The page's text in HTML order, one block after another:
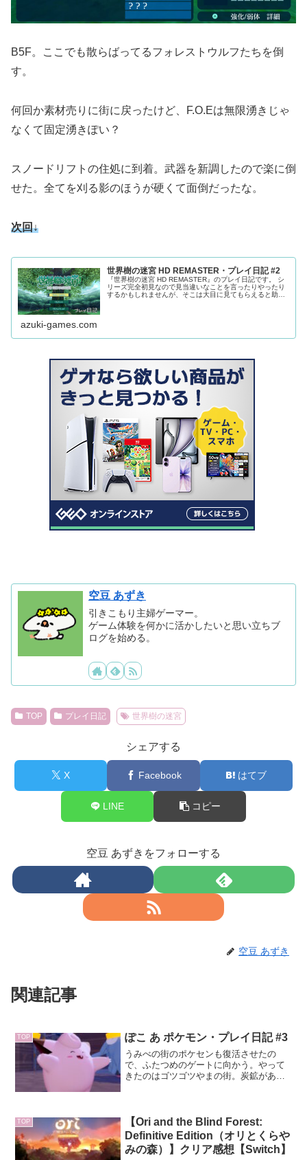
B5F。ここでも散らばってるフォレストウルフたちを倒
す。
何回か素材売りに街に戻ったけど、F.O.Eは無限湧きじゃ
なくて固定湧きぽい？
スノードリフトの住処に到着。武器を新調したので楽に倒
せた。全てを刈る影のほうが硬くて面倒だったな。
次回↓
世界樹の迷宮 HD REMASTER・プレイ日記 #2
『世界樹の迷宮 HD REMASTER』のプレイ日記です。 シ
リーズ完全初見なので見当違いなことを言ったりやったり
するかもしれませんが、そこは大目に見てもらえると助か
azuki-games.com
空豆 あずき
引きこもり主婦ゲーマー。
ゲーム体験を何かに活かしたいと思い立ちブ
ログを始める。
TOP プレイ日記 世界樹の迷宮
シェアする
X Facebook はてブ
LINE コピー
空豆 あずきをフォローする
空豆 あずき
関連記事
TOP ぽこ あ ポケモン・プレイ日記 #3
うみべの街のポケセンも復活させたの
で、ふたつめのゲートに向かう。やって
きたのはゴツゴツやまの街。炭鉱がある
ンのパソコンを元の場所に戻す。おかげ
で無事起動したけど、あのパソコンって
そんなに重いんだ……。
TOP
【Ori and the Blind Forest:
Definitive Edition（オリとくらや
みの森）】クリア感想【Switch】